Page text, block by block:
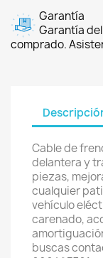
Garantía
Garantía
comprado.
Cable de
delantera y
piezas,
cualquier
vehículo
carenado,
buscas